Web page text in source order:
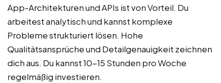
App-Architekturen und APIs ist von Vorteil. Du
arbeitest analytisch und kannst komplexe
Probleme strukturiert lösen. Hohe
Qualitätsansprüche und Detailgenauigkeit zeichnen
dich aus. Du kannst 10-15 Stunden pro Woche
regelmäßig investieren.